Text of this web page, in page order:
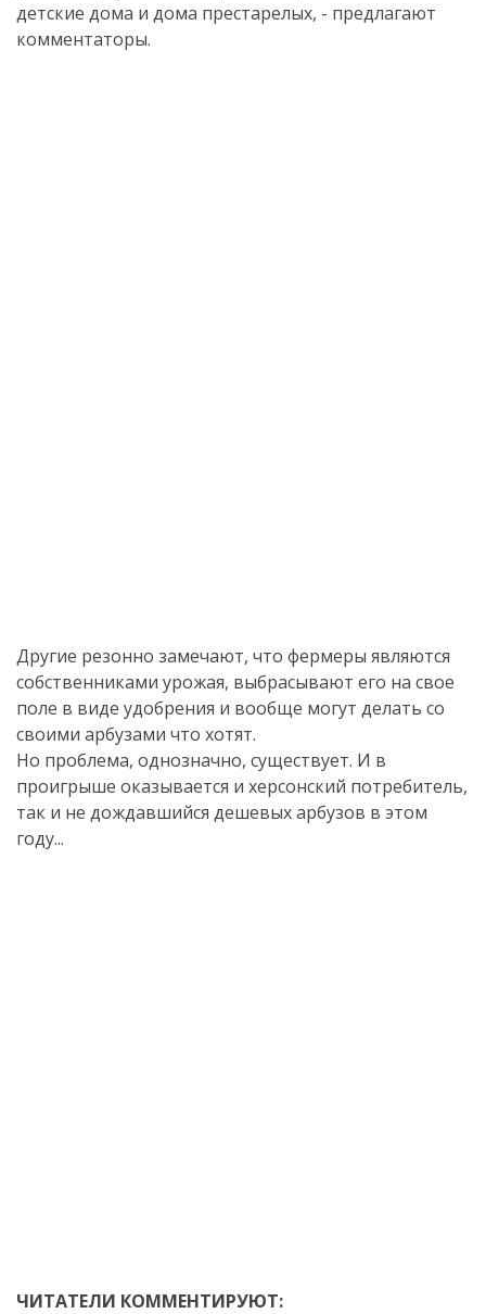
детские дома и дома престарелых, - предлагают
комментаторы.
Другие резонно замечают, что фермеры являются
собственниками урожая, выбрасывают его на свое
поле в виде удобрения и вообще могут делать со
своими арбузами что хотят.
Но проблема, однозначно, существует. И в
проигрыше оказывается и херсонский потребитель,
так и не дождавшийся дешевых арбузов в этом
году...
ЧИТАТЕЛИ КОММЕНТИРУЮТ: